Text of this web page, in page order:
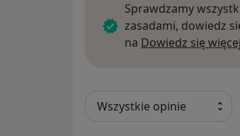
Sprawdzamy
zasadami, dowiedz
na Dowiedz się więcej